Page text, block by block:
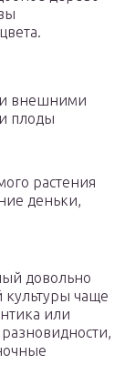
и внешними
плоды
растения
деньки,
довольно
культуры чаще
или